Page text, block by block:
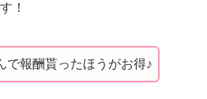
！
で報酬貰ったほうがお得♪